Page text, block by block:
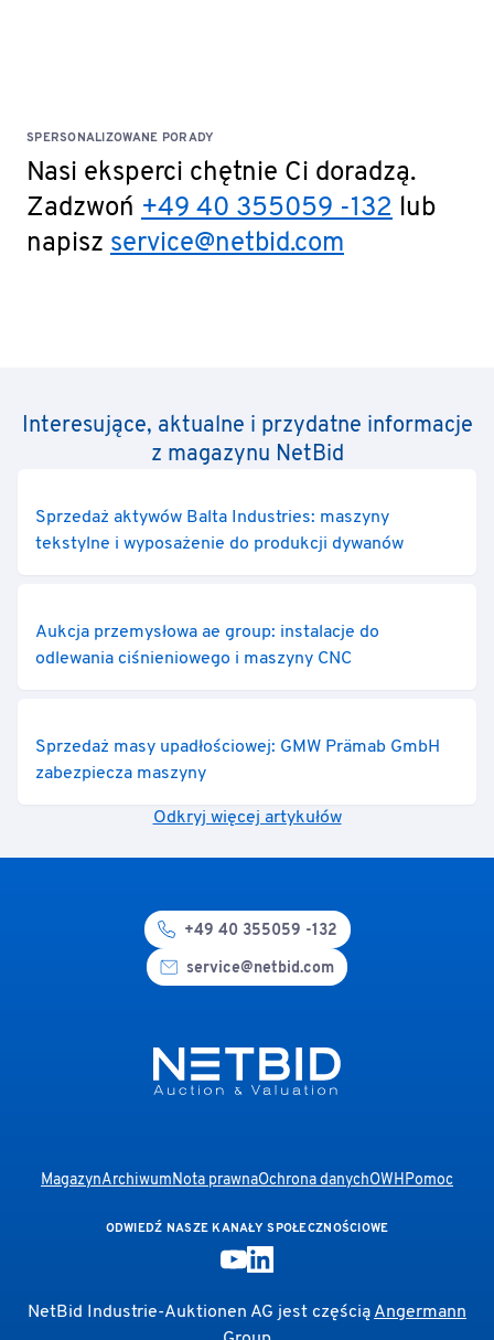
SPERSONALIZOWANE PORADY
Nasi eksperci chętnie Ci doradzą.
Zadzwoń +49 40 355059 -132 lub
napisz service@netbid.com
Interesujące, aktualne i przydatne informacje
z magazynu NetBid
Sprzedaż aktywów Balta Industries: maszyny
tekstylne i wyposażenie do produkcji dywanów
Aukcja przemysłowa ae group: instalacje do
odlewania ciśnieniowego i maszyny CNC
Sprzedaż masy upadłościowej: GMW Prämab GmbH
zabezpiecza maszyny
Odkryj więcej artykułów
+49 40 355059 -132
service@netbid.com
MagazynArchiwumNota prawnaOchrona danychOWHPomoc
ODWIEDŹ NASZE KANAŁY SPOŁECZNOŚCIOWE
NetBid Industrie-Auktionen AG jest częściąAngermann